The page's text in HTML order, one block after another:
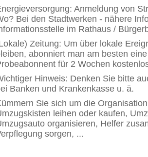
Anmeldung von
Bei den Stadtwerken - nähere
im Rathaus /
Zeitung: Um über lokale
abonniert man am besten
für 2 Wochen
Hinweis: Denken Sie bitte
Banken und Krankenkasse u. ä.
Sie sich um die
leihen oder kaufen,
organisieren, Helfer
sorgen, ...